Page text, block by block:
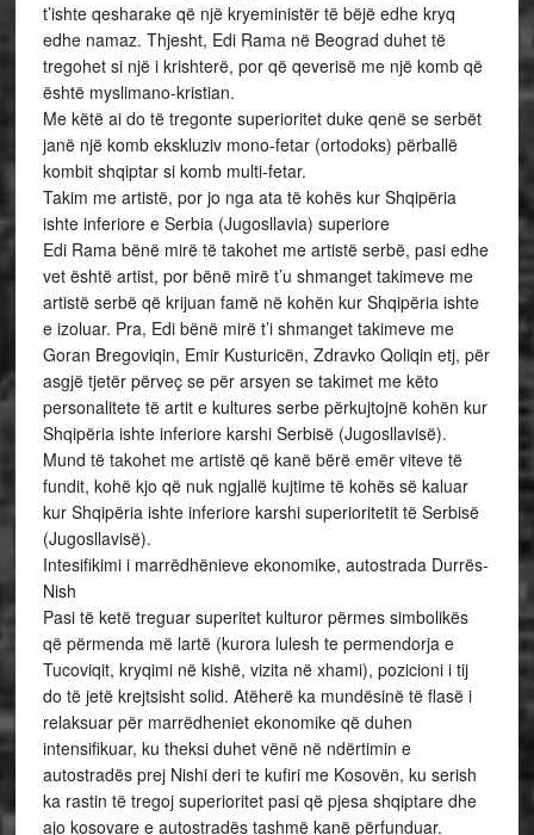
t’ishte qesharake që një kryeministër të bëjë edhe kryq
edhe namaz. Thjesht, Edi Rama në Beograd duhet të
tregohet si një i krishterë, por që qeverisë me një komb që
është myslimano-kristian.
Me këtë ai do të tregonte superioritet duke qenë se serbët
janë një komb ekskluziv mono-fetar (ortodoks) përballë
kombit shqiptar si komb multi-fetar.
Takim me artistë, por jo nga ata të kohës kur Shqipëria
ishte inferiore e Serbia (Jugosllavia) superiore
Edi Rama bënë mirë të takohet me artistë serbë, pasi edhe
vet është artist, por bënë mirë t’u shmanget takimeve me
artistë serbë që krijuan famë në kohën kur Shqipëria ishte
e izoluar. Pra, Edi bënë mirë t’i shmanget takimeve me
Goran Bregoviqin, Emir Kusturicën, Zdravko Qoliqin etj, për
asgjë tjetër përveç se për arsyen se takimet me këto
personalitete të artit e kultures serbe përkujtojnë kohën kur
Shqipëria ishte inferiore karshi Serbisë (Jugosllavisë).
Mund të takohet me artistë që kanë bërë emër viteve të
fundit, kohë kjo që nuk ngjallë kujtime të kohës së kaluar
kur Shqipëria ishte inferiore karshi superioritetit të Serbisë
(Jugosllavisë).
Intesifikimi i marrëdhënieve ekonomike, autostrada Durrës-
Nish
Pasi të ketë treguar superitet kulturor përmes simbolikës
që përmenda më lartë (kurora lulesh te permendorja e
Tucoviqit, kryqimi në kishë, vizita në xhami), pozicioni i tij
do të jetë krejtsisht solid. Atëherë ka mundësinë të flasë i
relaksuar për marrëdheniet ekonomike që duhen
intensifikuar, ku theksi duhet vënë në ndërtimin e
autostradës prej Nishi deri te kufiri me Kosovën, ku serish
ka rastin të tregoj superioritet pasi që pjesa shqiptare dhe
ajo kosovare e autostradës tashmë kanë përfunduar.